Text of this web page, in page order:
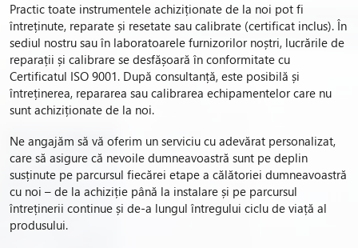
Practic toate instrumentele achiziționate de la noi pot fi
întreținute, reparate și resetate sau calibrate (certificat inclus). În
sediul nostru sau în laboratoarele furnizorilor noștri, lucrările de
reparații și calibrare se desfășoară în conformitate cu
Certificatul ISO 9001. După consultanță, este posibilă și
întreținerea, repararea sau calibrarea echipamentelor care nu
sunt achiziționate de la noi.
Ne angajăm să vă oferim un serviciu cu adevărat personalizat,
care să asigure că nevoile dumneavoastră sunt pe deplin
susținute pe parcursul fiecărei etape a călătoriei dumneavoastră
cu noi – de la achiziție până la instalare și pe parcursul
întreținerii continue și de-a lungul întregului ciclu de viață al
produsului.